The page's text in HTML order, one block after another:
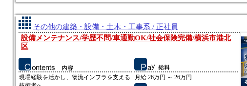
その他の建築・設備・土木・工事系 / 正社員
設備メンテナンス/学歴不問/車通勤OK/社会保険完備/横浜市港北
区
現場経験を活かし、物流インフラを支える
月給 26万円 ～ 26万円